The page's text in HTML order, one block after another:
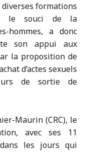
formations
le souci de la
hommes, a donc
son appui aux
la proposition de
d’actes sexuels
de sortie de
Maurin (CRC), le
avec ses 11
les jours qui